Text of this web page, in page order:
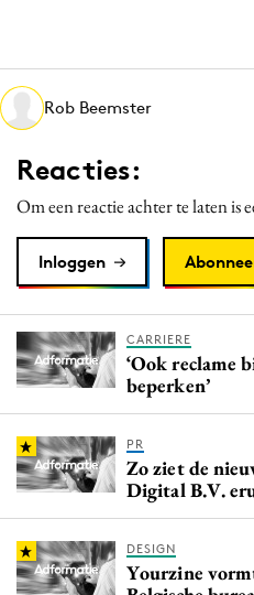
Martech
Media
Merkstrategie
Purpose Marketing
Reputatie & crisis
Rob Beemster
Reacties:
Om een reactie achter te laten is
Inloggen
CARRIERE
‘Ook reclame
beperken’
PR
Zo ziet de
Digital B.V.
DESIGN
Yourzine